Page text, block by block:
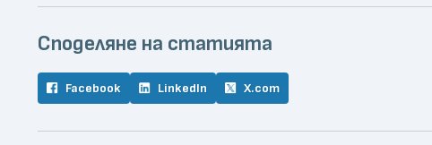
Споделяне на статията
Facebook LinkedIn X.com